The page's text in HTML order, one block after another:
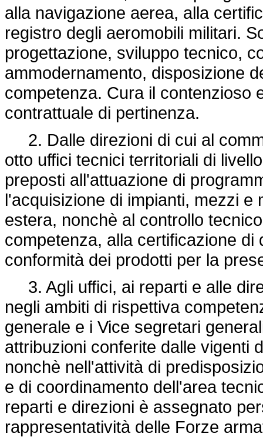
alla navigazione aerea, alla
registro degli aeromobili militari.
progettazione, sviluppo tecnico,
ammodernamento, disposizione
competenza. Cura il contenzioso
contrattuale di pertinenza.
2. Dalle direzioni di cui al
otto uffici tecnici territoriali di
preposti all'attuazione di
l'acquisizione di impianti, mezzi e
estera, nonchè al controllo
competenza, alla certificazione
conformità dei prodotti per la
3. Agli uffici, ai reparti e alle
negli ambiti di rispettiva
generale e i Vice segretari
attribuzioni conferite dalle vigenti
nonchè nell'attività di
e di coordinamento dell'area
reparti e direzioni è assegnato
rappresentatività delle Forze